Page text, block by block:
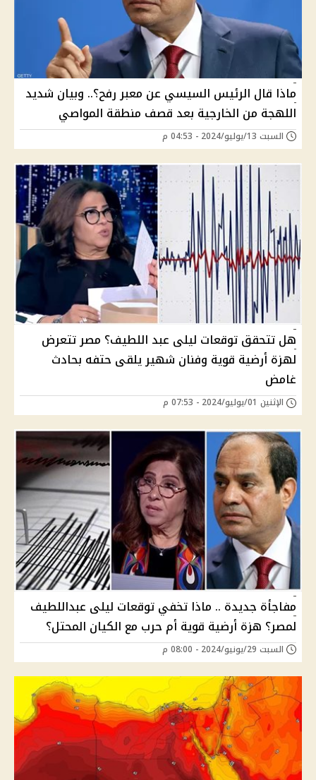
ماذا قال الرئيس السيسي عن معبر رفح؟.. وبيان شديد
اللهجة من الخارجية بعد قصف منطقة المواصي
السبت 13/يوليو/2024 - 04:53 م
هل تتحقق توقعات ليلى عبد اللطيف؟ مصر تتعرض
لهزة أرضية قوية وفنان شهير يلقى حتفه بحادث
غامض
الإثنين 01/يوليو/2024 - 07:53 م
مفاجأة جديدة .. ماذا تخفي توقعات ليلى عبداللطيف
لمصر؟ هزة أرضية قوية أم حرب مع الكيان المحتل؟
السبت 29/يونيو/2024 - 08:00 م